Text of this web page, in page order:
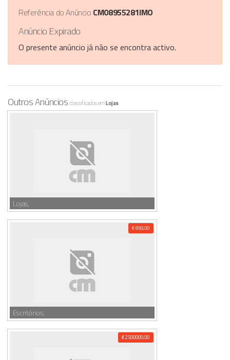
Referência do Anúncio CM08955281IMO
Anúncio Expirado
O presente anúncio já não se encontra activo.
Outros Anúncios classificados emLojas
Lojas,
€ 850,00
Escritórios,
€ 2500000,00